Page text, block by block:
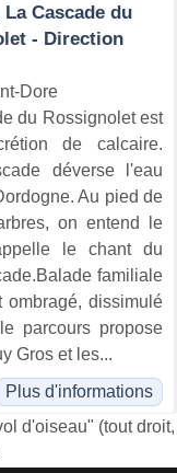
La Cascade du
- Direction
Dore
du Rossignolet est
de calcaire.
déverse l'eau
Au pied de
on entend le
le chant du
familiale
ombragé, dissimulé
parcours propose
Gros et les...
Plus d'informations
d'oiseau" (tout droit,